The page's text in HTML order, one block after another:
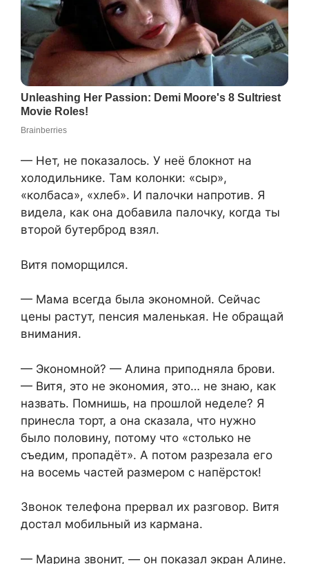
— Нет, не показалось. У неё блокнот на
холодильнике. Там колонки: «сыр»,
«колбаса», «хлеб». И палочки напротив. Я
видела, как она добавила палочку, когда ты
второй бутерброд взял.
Витя поморщился.
— Мама всегда была экономной. Сейчас
цены растут, пенсия маленькая. Не обращай
внимания.
— Экономной? — Алина приподняла брови.
— Витя, это не экономия, это… не знаю, как
назвать. Помнишь, на прошлой неделе? Я
принесла торт, а она сказала, что нужно
было половину, потому что «столько не
съедим, пропадёт». А потом разрезала его
на восемь частей размером с напёрсток!
Звонок телефона прервал их разговор. Витя
достал мобильный из кармана.
— Марина звонит, — он показал экран Алине.